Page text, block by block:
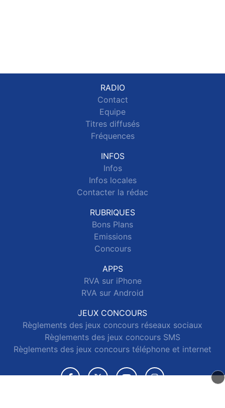
RADIO
Contact
Equipe
Titres diffusés
Fréquences
INFOS
Infos
Infos locales
Contacter la rédac
RUBRIQUES
Bons Plans
Emissions
Concours
APPS
RVA sur iPhone
RVA sur Android
JEUX CONCOURS
Règlements des jeux concours réseaux sociaux
Règlements des jeux concours SMS
Règlements des jeux concours téléphone et internet